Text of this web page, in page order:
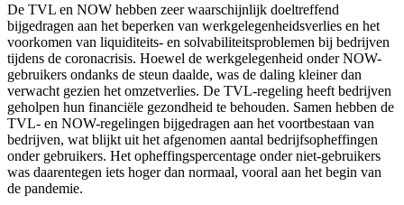
De TVL en NOW hebben zeer waarschijnlijk doeltreffend
bijgedragen aan het beperken van werkgelegenheidsverlies en het
voorkomen van liquiditeits- en solvabiliteitsproblemen bij bedrijven
tijdens de coronacrisis. Hoewel de werkgelegenheid onder NOW-
gebruikers ondanks de steun daalde, was de daling kleiner dan
verwacht gezien het omzetverlies. De TVL-regeling heeft bedrijven
geholpen hun financiële gezondheid te behouden. Samen hebben de
TVL- en NOW-regelingen bijgedragen aan het voortbestaan van
bedrijven, wat blijkt uit het afgenomen aantal bedrijfsopheffingen
onder gebruikers. Het opheffingspercentage onder niet-gebruikers
was daarentegen iets hoger dan normaal, vooral aan het begin van
de pandemie.